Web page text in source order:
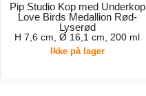
Pip Studio Kop med Underkop
Love Birds Medallion Rød-
Lyserød
H 7,6 cm, Ø 16,1 cm, 200 ml
Ikke på lager